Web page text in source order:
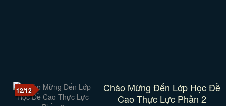
12/12
Chào Mừng Đến Lớp Học Đề
Cao Thực Lực Phần 2